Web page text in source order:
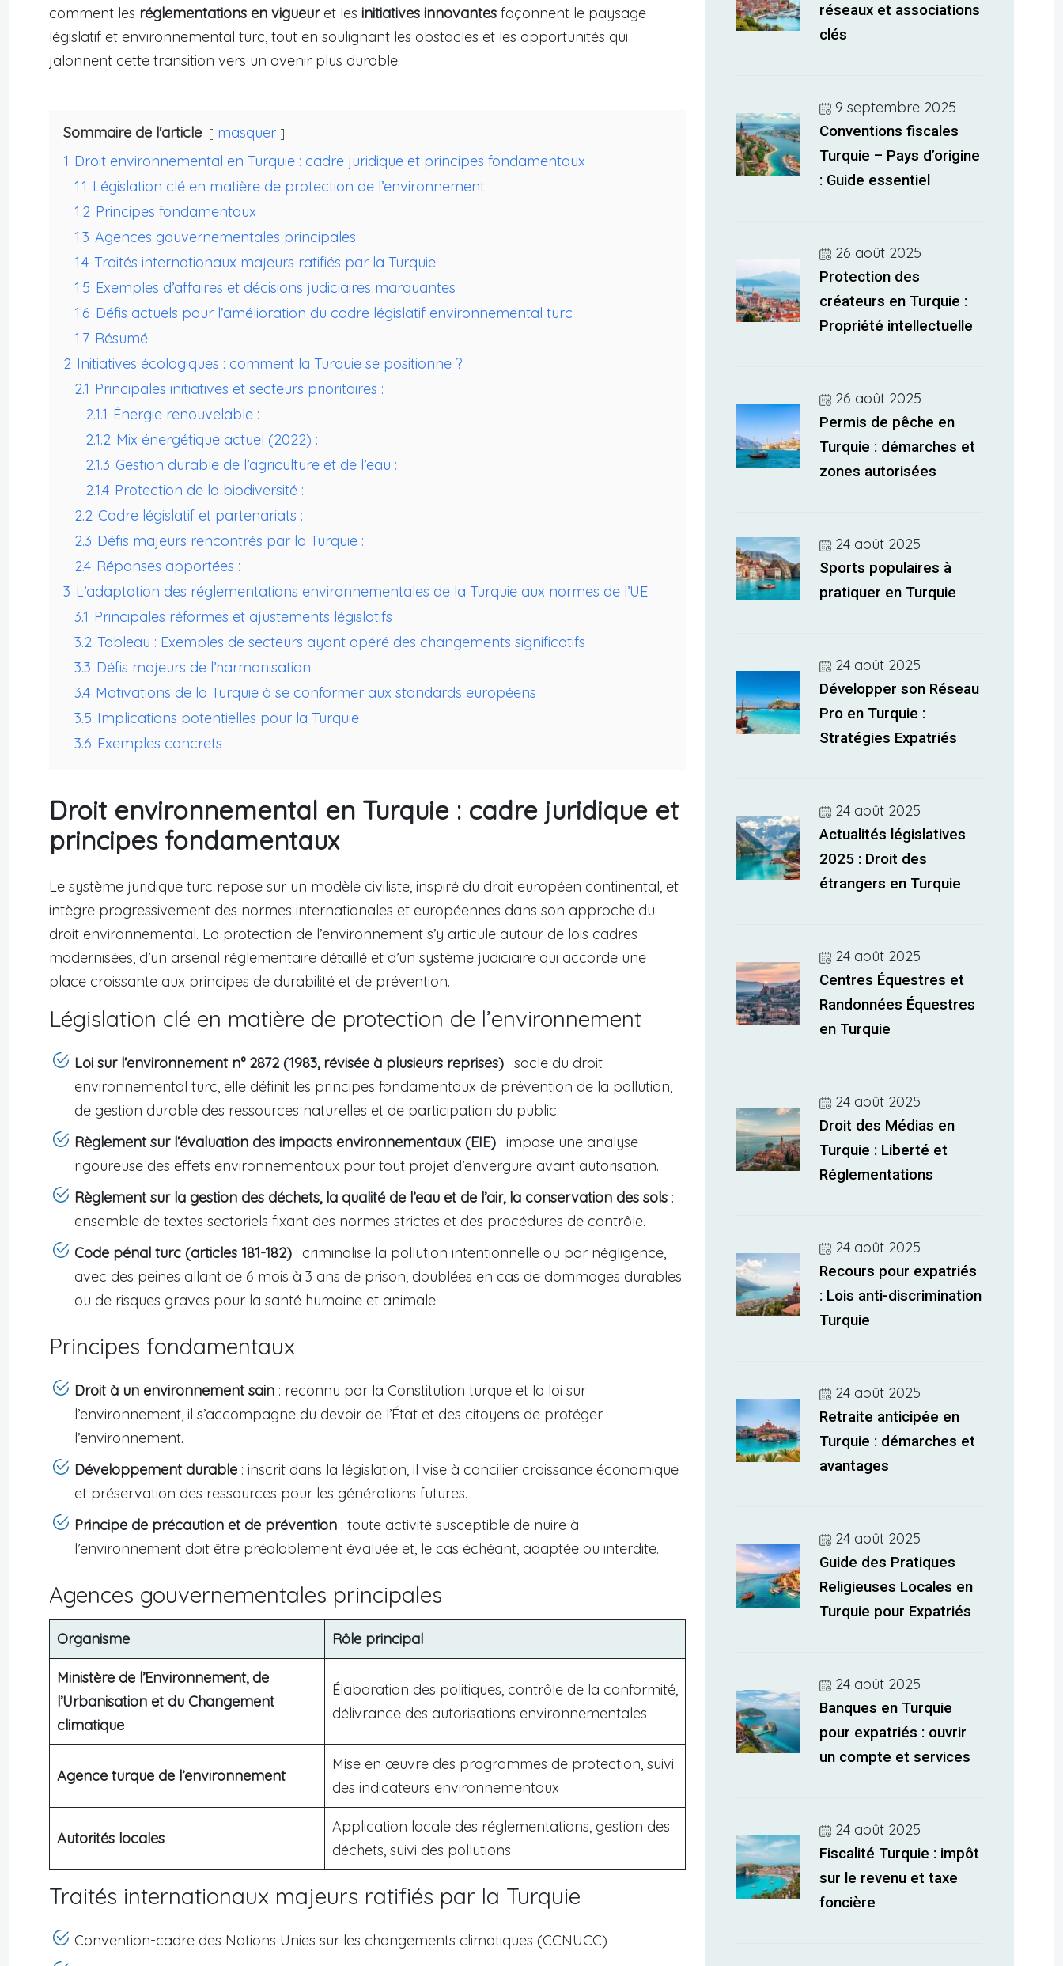
comment les réglementations en vigueuret les initiatives innovantes façonnent le paysage
législatif et environnemental turc, tout en soulignant les obstacles et les opportunités qui
jalonnent cette transition vers un avenir plus durable.
Sommaire de l'article
masquer
1 Droit environnemental en Turquie : cadre juridique et principes fondamentaux
1.1 Législation clé en matière de protection de l’environnement
1.2 Principes fondamentaux
1.3 Agences gouvernementales principales
1.4 Traités internationaux majeurs ratifiés par la Turquie
1.5 Exemples d’affaires et décisions judiciaires marquantes
1.6 Défis actuels pour l’amélioration du cadre législatif environnemental turc
1.7 Résumé
2 Initiatives écologiques : comment la Turquie se positionne ?
2.1 Principales initiatives et secteurs prioritaires :
2.1.1 Énergie renouvelable :
2.1.2 Mix énergétique actuel (2022) :
2.1.3 Gestion durable de l’agriculture et de l’eau :
2.1.4 Protection de la biodiversité :
2.2 Cadre législatif et partenariats :
2.3 Défis majeurs rencontrés par la Turquie :
2.4 Réponses apportées :
3 L’adaptation des réglementations environnementales de la Turquie aux normes de l’UE
3.1 Principales réformes et ajustements législatifs
3.2 Tableau : Exemples de secteurs ayant opéré des changements significatifs
3.3 Défis majeurs de l’harmonisation
3.4 Motivations de la Turquie à se conformer aux standards européens
3.5 Implications potentielles pour la Turquie
3.6 Exemples concrets
Droit environnemental en Turquie : cadre juridique et
principes fondamentaux
Le système juridique turc repose sur un modèle civiliste, inspiré du droit européen continental, et
intègre progressivement des normes internationales et européennes dans son approche du
droit environnemental. La protection de l’environnement s’y articule autour de lois cadres
modernisées, d’un arsenal réglementaire détaillé et d’un système judiciaire qui accorde une
place croissante aux principes de durabilité et de prévention.
Législation clé en matière de protection de l’environnement
Loi sur l’environnement n° 2872 (1983, révisée à plusieurs reprises) : socle du droit
environnemental turc, elle définit les principes fondamentaux de prévention de la pollution,
de gestion durable des ressources naturelles et de participation du public.
Règlement sur l’évaluation des impacts environnementaux (EIE) : impose une analyse
rigoureuse des effets environnementaux pour tout projet d’envergure avant autorisation.
Règlement sur la gestion des déchets, la qualité de l’eau et de l’air, la conservation des sols :
ensemble de textes sectoriels fixant des normes strictes et des procédures de contrôle.
Code pénal turc (articles 181-182) : criminalise la pollution intentionnelle ou par négligence,
avec des peines allant de 6 mois à 3 ans de prison, doublées en cas de dommages durables
ou de risques graves pour la santé humaine et animale.
Principes fondamentaux
Droit à un environnement sain : reconnu par la Constitution turque et la loi sur
l’environnement, il s’accompagne du devoir de l’État et des citoyens de protéger
l’environnement.
Développement durable : inscrit dans la législation, il vise à concilier croissance économique
et préservation des ressources pour les générations futures.
Principe de précaution et de prévention : toute activité susceptible de nuire à
l’environnement doit être préalablement évaluée et, le cas échéant, adaptée ou interdite.
Agences gouvernementales principales
Organisme Rôle principal
Ministère de l’Environnement, de
l’Urbanisation et du Changement
climatique
Élaboration des politiques, contrôle de la conformité,
délivrance des autorisations environnementales
Agence turque de l’environnement
Mise en œuvre des programmes de protection, suivi
des indicateurs environnementaux
Autorités locales
Application locale des réglementations, gestion des
déchets, suivi des pollutions
Traités internationaux majeurs ratifiés par la Turquie
Convention-cadre des Nations Unies sur les changements climatiques (CCNUCC)
réseaux et associations
clés
9 septembre 2025
Conventions fiscales
Turquie – Pays d’origine
: Guide essentiel
26 août 2025
Protection des
créateurs en Turquie :
Propriété intellectuelle
26 août 2025
Permis de pêche en
Turquie : démarches et
zones autorisées
24 août 2025
Sports populaires à
pratiquer en Turquie
24 août 2025
Développer son Réseau
Pro en Turquie :
Stratégies Expatriés
24 août 2025
Actualités législatives
2025 : Droit des
étrangers en Turquie
24 août 2025
Centres Équestres et
Randonnées Équestres
en Turquie
24 août 2025
Droit des Médias en
Turquie : Liberté et
Réglementations
24 août 2025
Recours pour expatriés
: Lois anti-discrimination
Turquie
24 août 2025
Retraite anticipée en
Turquie : démarches et
avantages
24 août 2025
Guide des Pratiques
Religieuses Locales en
Turquie pour Expatriés
24 août 2025
Banques en Turquie
pour expatriés : ouvrir
un compte et services
24 août 2025
Fiscalité Turquie : impôt
sur le revenu et taxe
foncière